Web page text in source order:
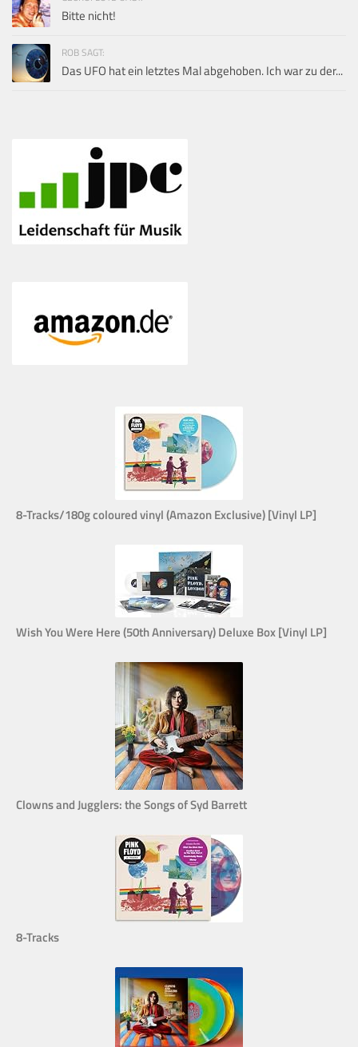
Bitte nicht!
ROB SAGT:
Das UFO hat ein letztes Mal abgehoben. Ich war zu der...
8-Tracks/180g coloured vinyl (Amazon Exclusive) [Vinyl LP]
Wish You Were Here (50th Anniversary) Deluxe Box [Vinyl LP]
Clowns and Jugglers: the Songs of Syd Barrett
8-Tracks